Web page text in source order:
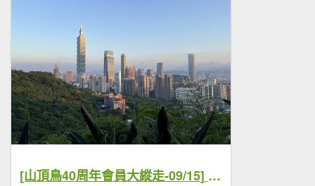
[山頂鳥40周年會員大縱走-09/15] 2024_0718 象山親山步道